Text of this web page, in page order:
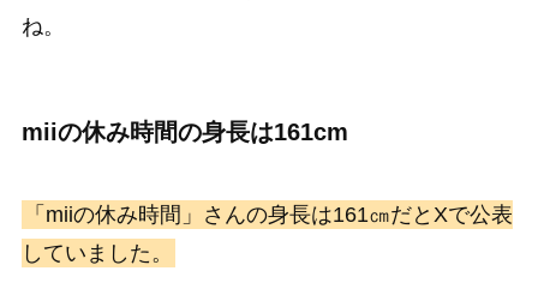
ね。
miiの休み時間の身長は161cm
「miiの休み時間」さんの身長は161㎝だとXで公表
していました。